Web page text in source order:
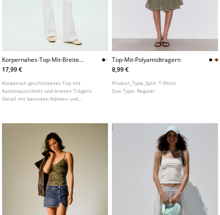
Korpernahes-Top-Mit-Breiten-
Tragern-Und-Nahten
17,99 €
Körpernah geschnittenes Top mit
Kastenausschnitt und breiten Trägern.
Detail mit betonten Nähten und
Top-Mit-Polyamidtragern
8,99 €
Product_Type_Split:T-Shirts
Size Type: Regular